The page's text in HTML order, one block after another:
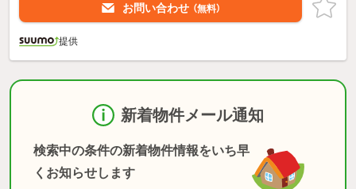
お問い合わせ （無料）
提供
新着物件メール通知
検索中の条件の新着物件情報をいち早
くお知らせします